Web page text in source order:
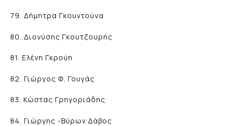
79. Δήμητρα Γκουντούνα
80. Διονύσης Γκουτζουρής
81. Ελένη Γκρούη
82. Γιώργος Φ. Γουγάς
83. Κώστας Γρηγοριάδης
84. Γιώργης -Βύρων Δάβος